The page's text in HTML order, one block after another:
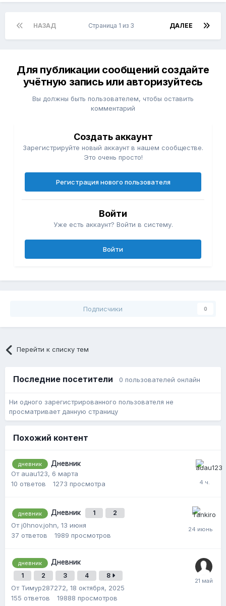
НАЗАД ДАЛЕЕ
Страница 1 из 3
Для публикации сообщений создайте
учётную запись или авторизуйтесь
Вы должны быть пользователем, чтобы оставить
комментарий
Создать аккаунт
Зарегистрируйте новый аккаунт в нашем сообществе.
Это очень просто!
Регистрация нового пользователя
Войти
Уже есть аккаунт? Войти в систему.
Войти
Подписчики 0
Перейти к списку тем
Последние посетители 0 пользователей онлайн
Ни одного зарегистрированного пользователя не
просматривает данную страницу
Похожий контент
дневник
Дневник
От auau123, 6 марта
10 ответов 1273 просмотра
дневник Дневник 1 2
От j0hnov.john, 13 июня
37 ответов 1989 просмотров
дневник Дневник
1 2 3 4 8
От Тимур287272, 18 октября, 2025
155 ответов 19888 просмотров